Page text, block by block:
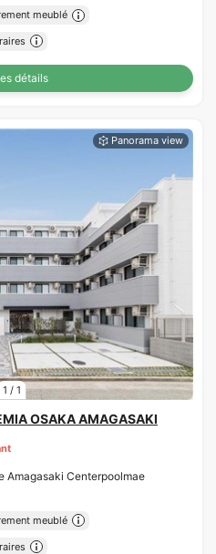
meublé
détails
1 / 1
OSAKA AMAGASAKI
Amagasaki Centerpoolmae
meublé